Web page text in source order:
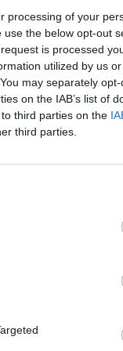
processing of your
the below opt-out
is processed
utilized by us
may separately
on the IAB’s list of
third parties on the
third parties.